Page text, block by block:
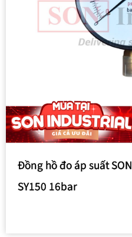
Đồng hồ đo áp suất SON
SY150 16bar